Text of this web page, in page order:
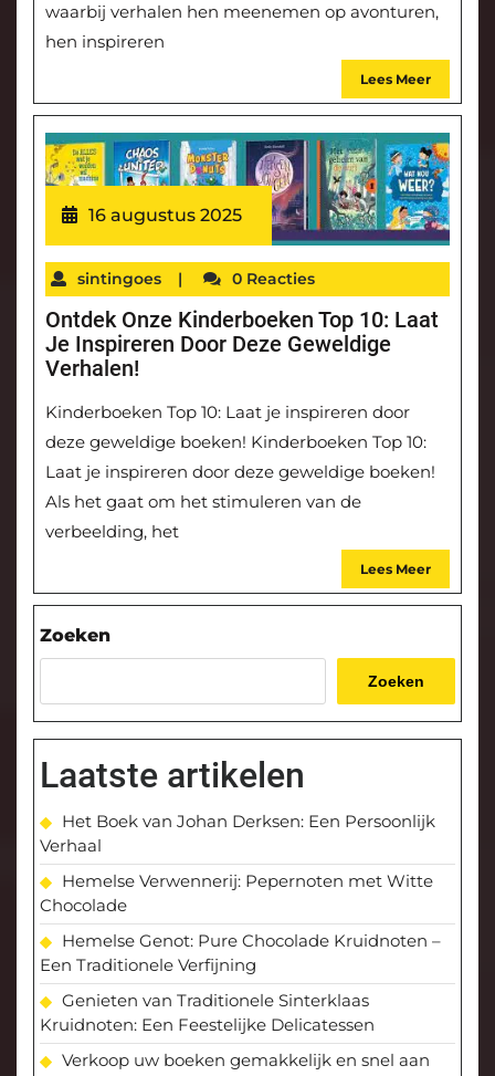
waarbij verhalen hen meenemen op avonturen,
hen inspireren
Lees Meer
16 augustus 2025
sintingoes | 0 Reacties
Ontdek Onze Kinderboeken Top 10: Laat
Je Inspireren Door Deze Geweldige
Verhalen!
Kinderboeken Top 10: Laat je inspireren door
deze geweldige boeken! Kinderboeken Top 10:
Laat je inspireren door deze geweldige boeken!
Als het gaat om het stimuleren van de
verbeelding, het
Lees Meer
Zoeken
Zoeken
Laatste artikelen
Het Boek van Johan Derksen: Een Persoonlijk
Verhaal
Hemelse Verwennerij: Pepernoten met Witte
Chocolade
Hemelse Genot: Pure Chocolade Kruidnoten –
Een Traditionele Verfijning
Genieten van Traditionele Sinterklaas
Kruidnoten: Een Feestelijke Delicatessen
Verkoop uw boeken gemakkelijk en snel aan